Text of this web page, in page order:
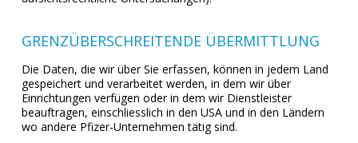
GRENZÜBERSCHREITENDE ÜBERMITTLUNG
Die Daten, die wir über Sie erfassen, können in jedem Land
gespeichert und verarbeitet werden, in dem wir über
Einrichtungen verfügen oder in dem wir Dienstleister
beauftragen, einschliesslich in den USA und in den Ländern
wo andere Pfizer-Unternehmen tätig sind.